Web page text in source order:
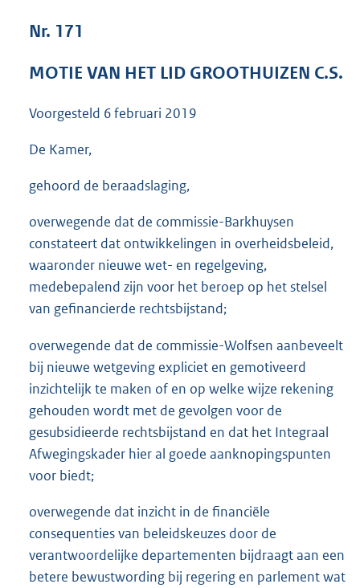
e
Nr. 171
MOTIE VAN HET LID GROOTHUIZEN C.S.
Voorgesteld 6 februari 2019
De Kamer,
gehoord de beraadslaging,
overwegende dat de commissie-Barkhuysen
constateert dat ontwikkelingen in overheidsbeleid,
waaronder nieuwe wet- en regelgeving,
medebepalend zijn voor het beroep op het stelsel
van gefinancierde rechtsbijstand;
overwegende dat de commissie-Wolfsen aanbeveelt
bij nieuwe wetgeving expliciet en gemotiveerd
inzichtelijk te maken of en op welke wijze rekening
gehouden wordt met de gevolgen voor de
gesubsidieerde rechtsbijstand en dat het Integraal
Afwegingskader hier al goede aanknopingspunten
voor biedt;
overwegende dat inzicht in de financiële
consequenties van beleidskeuzes door de
verantwoordelijke departementen bijdraagt aan een
betere bewustwording bij regering en parlement wat